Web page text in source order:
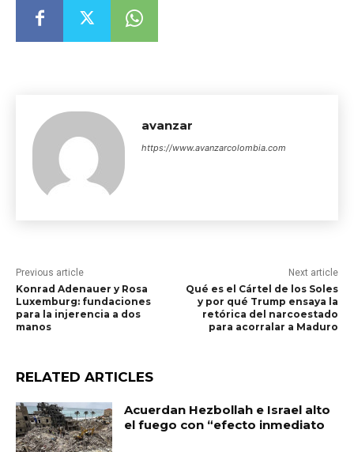
avanzar
https://www.avanzarcolombia.com
Previous article
Konrad Adenauer y Rosa
Luxemburg: fundaciones
para la injerencia a dos
manos
Next article
Qué es el Cártel de los Soles
y por qué Trump ensaya la
retórica del narcoestado
para acorralar a Maduro
RELATED ARTICLES
Acuerdan Hezbollah e Israel alto
el fuego con “efecto inmediato